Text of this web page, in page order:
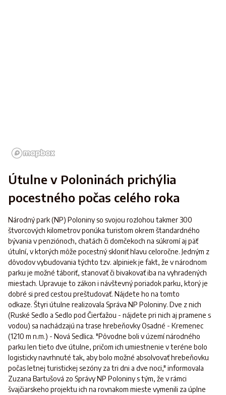
Útulne v Poloninách prichýlia
pocestného počas celého roka
Národný park (NP) Poloniny so svojou rozlohou takmer 300
štvorcových kilometrov ponúka turistom okrem štandardného
bývania v penziónoch, chatách či domčekoch na súkromí aj päť
útulní, v ktorých môže pocestný skloniť hlavu celoročne. Jedným z
dôvodov vybudovania týchto tzv. alpiniek je fakt, že v národnom
parku je možné táboriť, stanovať či bivakovať iba na vyhradených
miestach. Upravuje to zákon i návštevný poriadok parku, ktorý je
dobré si pred cestou preštudovať. Nájdete ho na tomto
odkaze. Štyri útulne realizovala Správa NP Poloniny. Dve z nich
(Ruské Sedlo a Sedlo pod Čierťažou - nájdete pri nich aj pramene s
vodou) sa nachádzajú na trase hrebeňovky Osadné - Kremenec
(1210 m n.m.) - Nová Sedlica. "Pôvodne boli v území národného
parku len tieto dve útulne, pričom ich umiestnenie v teréne bolo
logisticky navrhnuté tak, aby bolo možné absolvovať hrebeňovku
počas letnej turistickej sezóny za tri dni a dve noci," informovala
Zuzana Bartušová zo Správy NP Poloniny s tým, že v rámci
švajčiarskeho projektu ich na rovnakom mieste vymenili za úplne